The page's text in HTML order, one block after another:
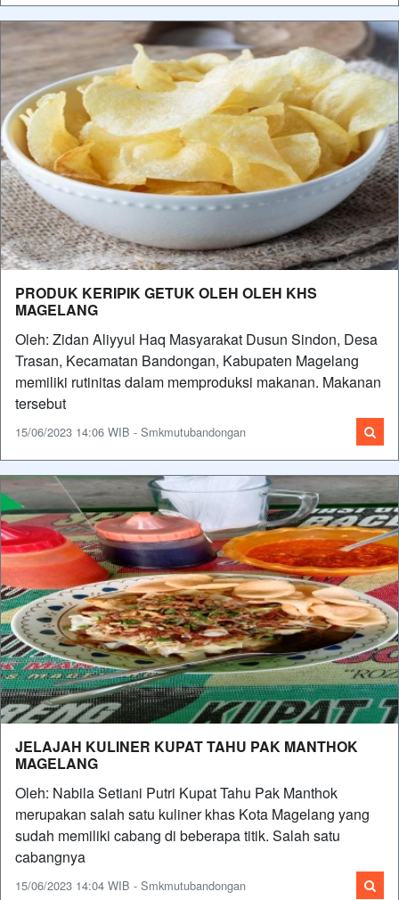
PRODUK KERIPIK GETUK OLEH OLEH KHS
MAGELANG
Oleh: Zidan Aliyyul Haq Masyarakat Dusun Sindon, Desa
Trasan, Kecamatan Bandongan, Kabupaten Magelang
memiliki rutinitas dalam memproduksi makanan. Makanan
tersebut
15/06/2023 14:06 WIB - Smkmutubandongan
JELAJAH KULINER KUPAT TAHU PAK MANTHOK
MAGELANG
Oleh: Nabila Setiani Putri Kupat Tahu Pak Manthok
merupakan salah satu kuliner khas Kota Magelang yang
sudah memiliki cabang di beberapa titik. Salah satu
cabangnya
15/06/2023 14:04 WIB - Smkmutubandongan